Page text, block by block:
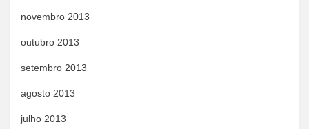
novembro 2013
outubro 2013
setembro 2013
agosto 2013
julho 2013